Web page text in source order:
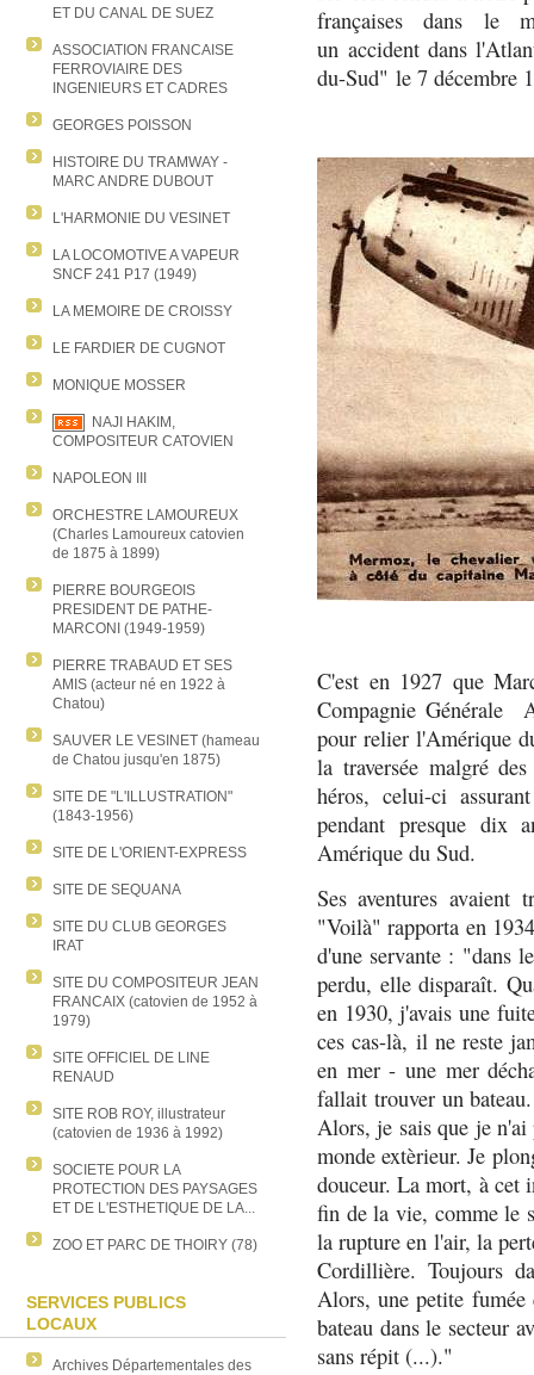
ET DU CANAL DE SUEZ
ASSOCIATION FRANCAISE
FERROVIAIRE DES
INGENIEURS ET CADRES
GEORGES POISSON
HISTOIRE DU TRAMWAY -
MARC ANDRE DUBOUT
L'HARMONIE DU VESINET
LA LOCOMOTIVE A VAPEUR
SNCF 241 P17 (1949)
LA MEMOIRE DE CROISSY
LE FARDIER DE CUGNOT
MONIQUE MOSSER
NAJI HAKIM,
COMPOSITEUR CATOVIEN
NAPOLEON III
ORCHESTRE LAMOUREUX
(Charles Lamoureux catovien
de 1875 à 1899)
PIERRE BOURGEOIS
PRESIDENT DE PATHE-
MARCONI (1949-1959)
PIERRE TRABAUD ET SES
AMIS (acteur né en 1922 à
Chatou)
SAUVER LE VESINET (hameau
de Chatou jusqu'en 1875)
SITE DE "L'ILLUSTRATION"
(1843-1956)
SITE DE L'ORIENT-EXPRESS
SITE DE SEQUANA
SITE DU CLUB GEORGES
IRAT
SITE DU COMPOSITEUR JEAN
FRANCAIX (catovien de 1952 à
1979)
SITE OFFICIEL DE LINE
RENAUD
SITE ROB ROY, illustrateur
(catovien de 1936 à 1992)
SOCIETE POUR LA
PROTECTION DES PAYSAGES
ET DE L'ESTHETIQUE DE LA...
ZOO ET PARC DE THOIRY (78)
SERVICES PUBLICS
LOCAUX
Archives Départementales des
françaises dans le
un accident dans
du-Sud" le 7 décembre
C'est en 1927 que
Compagnie Générale
pour relier l'Amérique
la traversée malgré
héros, celui-ci
pendant presque dix
Amérique du Sud.
Ses aventures
"Voilà" rapporta en
d'une servante : "dans
perdu, elle disparaît.
en 1930, j'avais une
ces cas-là, il ne reste
en mer - une mer
fallait trouver un
Alors, je sais que je
monde extèrieur. Je
douceur. La mort, à cet
fin de la vie, comme le
la rupture en l'air, la
Cordillière. Toujours
Alors, une petite fumée
bateau dans le secteur
sans répit (...)."